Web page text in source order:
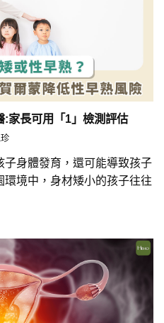
:家長可用「1」檢測評估
身體發育，還可能導致孩子
境中，身材矮小的孩子往往